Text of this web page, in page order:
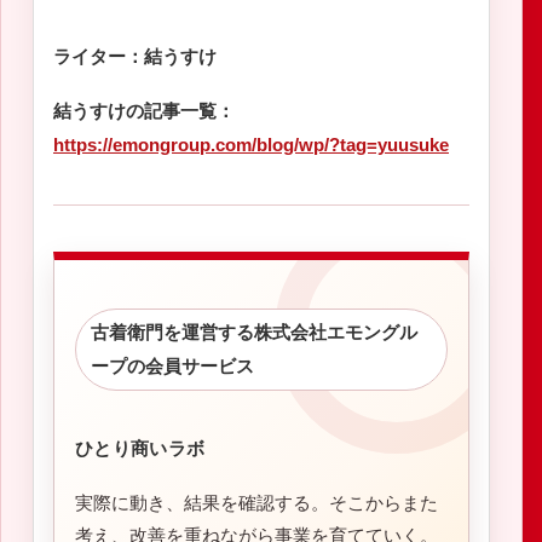
ライター：結うすけ
結うすけの記事一覧：
https://emongroup.com/blog/wp/?tag=yuusuke
古着衛門を運営する株式会社エモングル
ープの会員サービス
ひとり商いラボ
実際に動き、結果を確認する。そこからまた
考え、改善を重ねながら事業を育てていく。